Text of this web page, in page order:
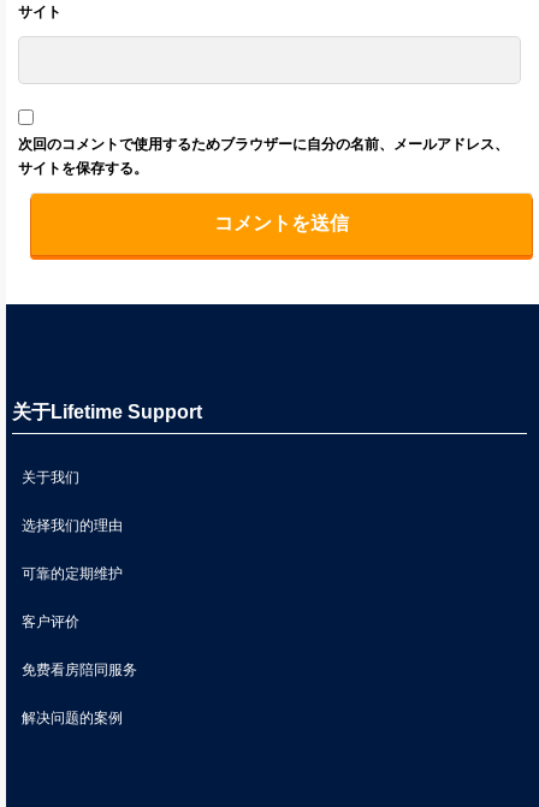
サイト
次回のコメントで使用するためブラウザーに自分の名前、メールアドレス、
サイトを保存する。
关于Lifetime Support
关于我们
选择我们的理由
可靠的定期维护
客户评价
免费看房陪同服务
解决问题的案例